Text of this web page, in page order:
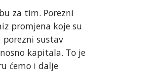
za tim. Porezni
promjena koje su
porezni sustav
kapitala. To je
ćemo i dalje